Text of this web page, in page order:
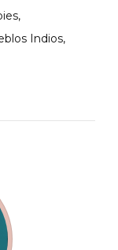
Indios